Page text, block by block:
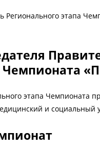
этапа
Чемпионата
этапа Чемпионата
и социальный